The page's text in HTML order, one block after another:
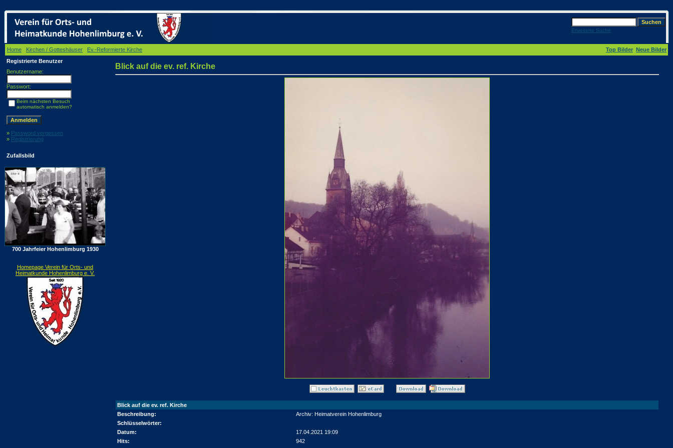
Erweiterte Suche
Home Kirchen / Gotteshäuser Ev.-Reformierte Kirche Top Bilder Neue Bilder
Registrierte Benutzer
Benutzername:
Passwort:
Beim nächsten Besuch
automatisch anmelden?
» Password vergessen
» Registrierung
Zufallsbild
700 Jahrfeier Hohenlimburg 1930
Homepage Verein für Orts- und
Heimatkunde Hohenlimburg e. V.
Blick auf die ev. ref. Kirche
Blick auf die ev. ref. Kirche
Beschreibung:
Archiv: Heimatverein Hohenlimburg
Schlüsselwörter:
Datum:
17.04.2021 19:09
Hits:
942